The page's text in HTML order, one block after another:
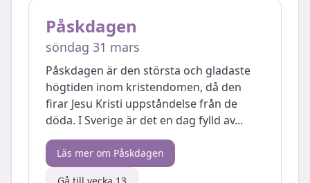
Påskdagen
söndag 31 mars
Påskdagen är den största och gladaste
högtiden inom kristendomen, då den
firar Jesu Kristi uppståndelse från de
döda. I Sverige är det en dag fylld av...
Läs mer om Påskdagen